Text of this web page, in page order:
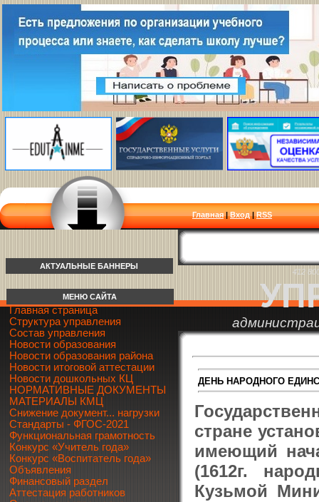
Главная |Вход|RSS
412
АКТУАЛЬНЫЕ БАННЕРЫ
ДЕНЬ НАРОДНОГО
стране
имеющий
(1612г.
Кузьмой
МЕНЮ САЙТА
Главная страница
Структура управления
Состав управления
Новости образования
Новости образования района
Новости итоговой аттестации
Новости дошкольных КЦ
НОРМАТИВНЫЕ ДОКУМЕНТЫ
МАТЕРИАЛЫ КМЦ
Снижение документ... нагрузки
Стандарты - ФГОС-2021
Функциональная грамотность
Конкурс «Учитель года»
Конкурс «Воспитатель года»
Объявления
Финансовый раздел
Аттестация работников